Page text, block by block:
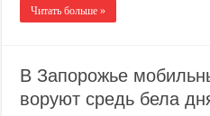
Читать больше »
В Запорожье
воруют средь бела